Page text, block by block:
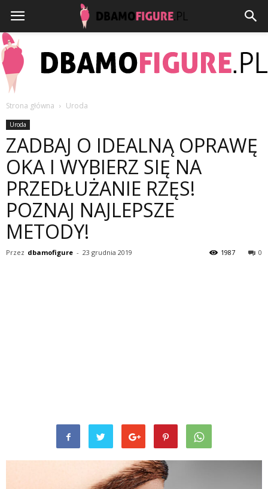
Strona główna Uroda
Uroda
ZADBAJ O IDEALNĄ OPRAWĘ
OKA I WYBIERZ SIĘ NA
PRZEDŁUŻANIE RZĘS!
POZNAJ NAJLEPSZE
METODY!
Przez dbamofigure - 23 grudnia 2019 0
1987